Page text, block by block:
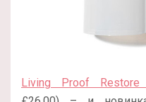
Living Proof Restore